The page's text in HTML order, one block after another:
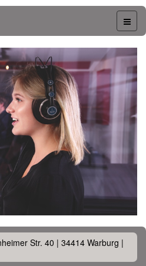
Str. 40 | 34414 Warburg |